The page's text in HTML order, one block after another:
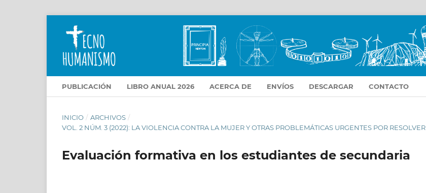
PUBLICACIÓN LIBRO ANUAL 2026 ACERCA DE ENVÍOS DESCARGAR CONTACTO
INICIO / ARCHIVOS /
VOL. 2 NÚM. 3 (2022): LA VIOLENCIA CONTRA LA MUJER Y OTRAS PROBLEMÁTICAS URGENTES POR RESOLVER
Evaluación formativa en los estudiantes de secundaria